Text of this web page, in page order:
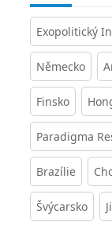
Exopolitický
Německo
Finsko
Paradigma
Brazílie
Švýcarsko